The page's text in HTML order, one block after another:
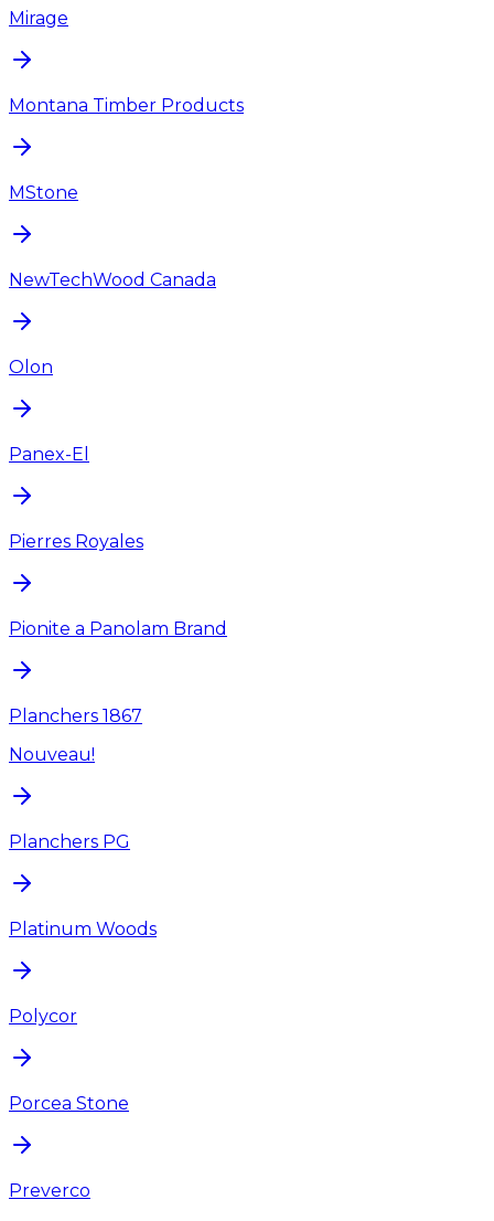
Mirage
Montana Timber Products
MStone
NewTechWood Canada
Olon
Panex-El
Pierres Royales
Pionite a Panolam Brand
Planchers 1867
Nouveau!
Planchers PG
Platinum Woods
Polycor
Porcea Stone
Preverco